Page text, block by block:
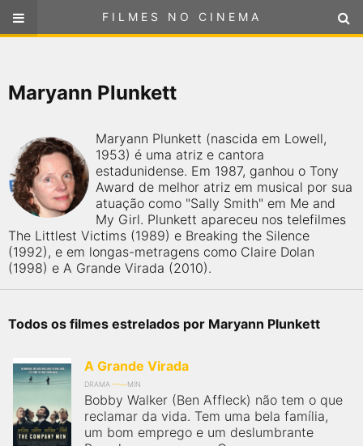
FILMES NO CINEMA
selecione sua localização
Maryann Plunkett
Maryann Plunkett (nascida em Lowell,
1953) é uma atriz e cantora
estadunidense. Em 1987, ganhou o Tony
Award de melhor atriz em musical por sua
atuação como "Sally Smith" em Me and
My Girl. Plunkett apareceu nos telefilmes
The Littlest Victims (1989) e Breaking the Silence
(1992), e em longas-metragens como Claire Dolan
(1998) e A Grande Virada (2010).
Todos os filmes estrelados por Maryann Plunkett
A Grande Virada
DRAMA MIN
Bobby Walker (Ben Affleck) não tem o que
reclamar da vida. Tem uma bela família,
um bom emprego e um deslumbrante
FILMES NO CINEMA
FILMES EM CARTAZ
PRÓXIMOS LANÇAMENTOS
GÊNEROS
NOTÍCIAS
PÁGINA INICIAL
FilmesNoCinema.com.bré o maior localizador de filmes e
sessões de cinema no Brasil. Através dele, você pode
qualquer cidade em território brasileiro. Você pode também
acessar informações sobre cinemas, horários, assistir aos
trailers e muito mais.